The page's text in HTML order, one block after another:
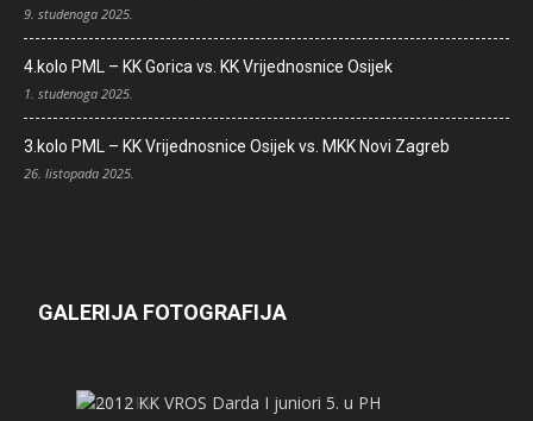
9. studenoga 2025.
4.kolo PML – KK Gorica vs. KK Vrijednosnice Osijek
1. studenoga 2025.
3.kolo PML – KK Vrijednosnice Osijek vs. MKK Novi Zagreb
26. listopada 2025.
GALERIJA FOTOGRAFIJA